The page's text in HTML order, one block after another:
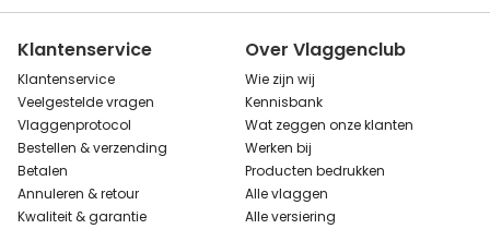
Klantenservice
Klantenservice
Veelgestelde vragen
Vlaggenprotocol
Bestellen & verzending
Betalen
Annuleren & retour
Kwaliteit & garantie
Over Vlaggenclub
Wie zijn wij
Kennisbank
Wat zeggen onze klanten
Werken bij
Producten bedrukken
Alle vlaggen
Alle versiering